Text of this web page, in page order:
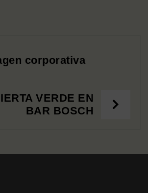
corporativa
VERDE EN
BAR BOSCH